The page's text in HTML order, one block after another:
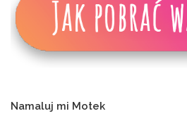
Namaluj mi Motek